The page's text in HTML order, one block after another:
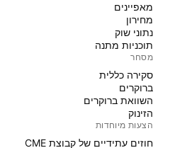
מאפיינים
מחירון
נתוני שוק
תוכניות מתנה
מסחר
סקירה כללית
ברוקרים
השוואת ברוקרים
הזינוק
הצעות מיוחדות
חוזים עתידיים של קבוצת CME